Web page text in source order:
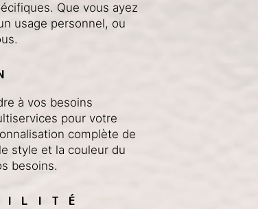
Que vous ayez
usage personnel, ou
à vos besoins
pour votre
complète de
style et la couleur du
besoins.